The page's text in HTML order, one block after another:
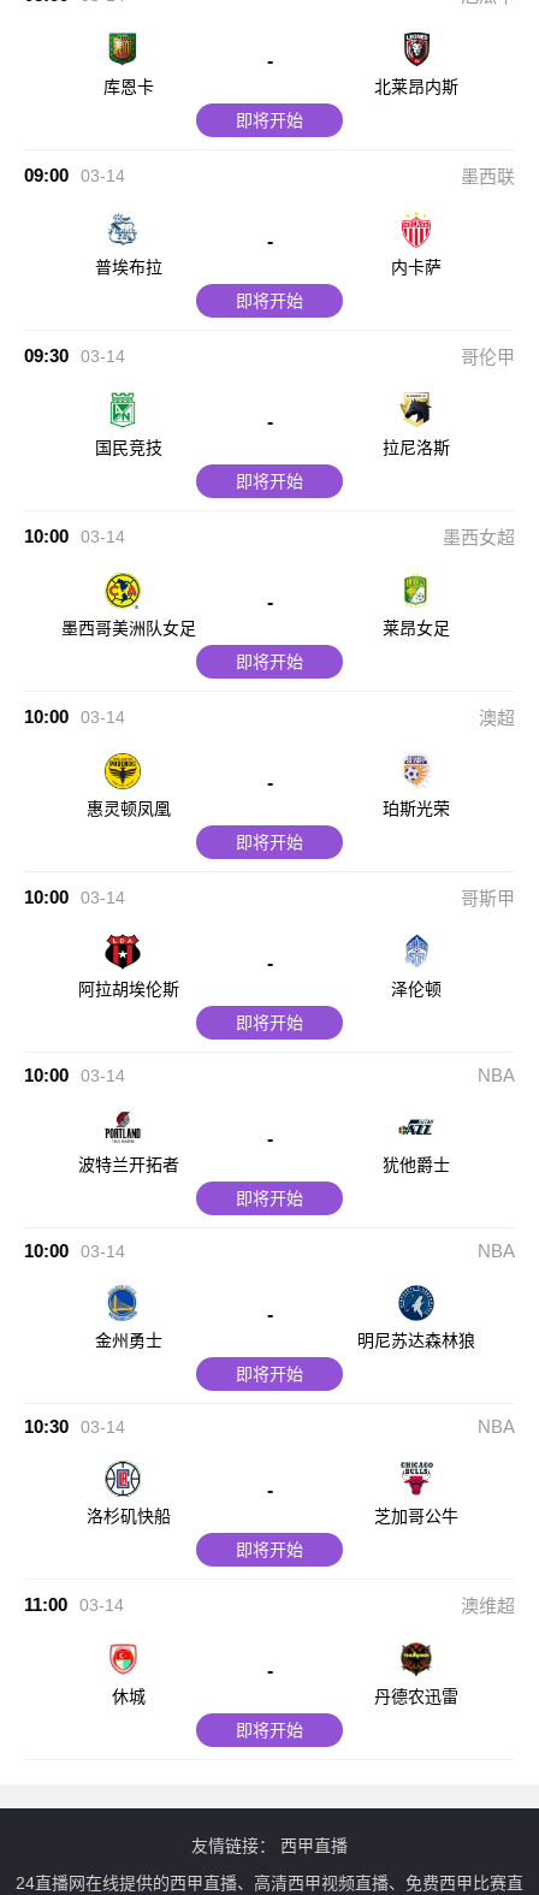
库恩卡
-
北莱昂内斯
即将开始
09:00 03-14 墨西联
普埃布拉
-
内卡萨
即将开始
09:30 03-14 哥伦甲
国民竞技
-
拉尼洛斯
即将开始
10:00 03-14 墨西女超
墨西哥美洲队女足
-
莱昂女足
即将开始
10:00 03-14 澳超
惠灵顿凤凰
-
珀斯光荣
即将开始
10:00 03-14 哥斯甲
阿拉胡埃伦斯
-
泽伦顿
即将开始
10:00 03-14 NBA
波特兰开拓者
-
犹他爵士
即将开始
10:00 03-14 NBA
金州勇士
-
明尼苏达森林狼
即将开始
10:30 03-14 NBA
洛杉矶快船
-
芝加哥公牛
即将开始
11:00 03-14 澳维超
休城
-
丹德农迅雷
即将开始
友情链接： 西甲直播
24直播网在线提供的西甲直播、高清西甲视频直播、免费西甲比赛直